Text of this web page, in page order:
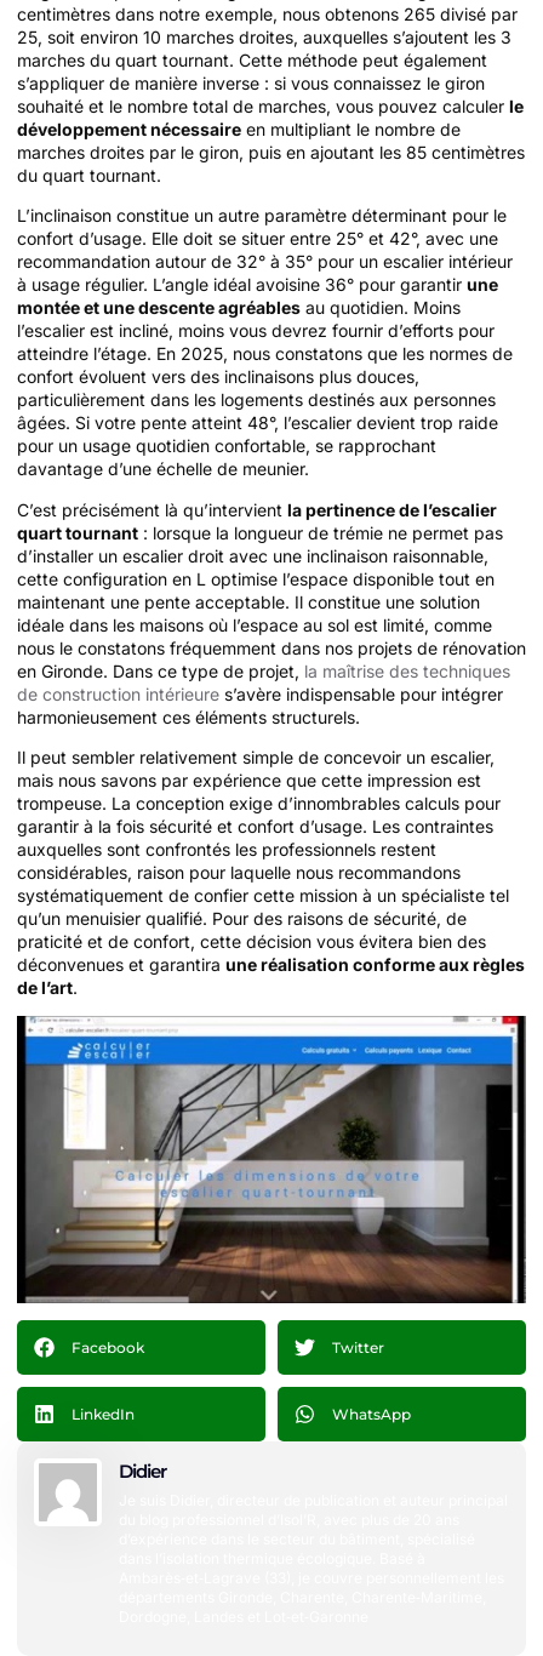
centimètres dans notre exemple, nous obtenons 265 divisé par
25, soit environ 10 marches droites, auxquelles s’ajoutent les 3
marches du quart tournant. Cette méthode peut également
s’appliquer de manière inverse : si vous connaissez le giron
souhaité et le nombre total de marches, vous pouvez calculer le
développement nécessaire en multipliant le nombre de
marches droites par le giron, puis en ajoutant les 85 centimètres
du quart tournant.
L’inclinaison constitue un autre paramètre déterminant pour le
confort d’usage. Elle doit se situer entre 25° et 42°, avec une
recommandation autour de 32° à 35° pour un escalier intérieur
à usage régulier. L’angle idéal avoisine 36° pour garantir une
montée et une descente agréables au quotidien. Moins
l’escalier est incliné, moins vous devrez fournir d’efforts pour
atteindre l’étage. En 2025, nous constatons que les normes de
confort évoluent vers des inclinaisons plus douces,
particulièrement dans les logements destinés aux personnes
âgées. Si votre pente atteint 48°, l’escalier devient trop raide
pour un usage quotidien confortable, se rapprochant
davantage d’une échelle de meunier.
C’est précisément là qu’intervient la pertinence de l’escalier
quart tournant : lorsque la longueur de trémie ne permet pas
d’installer un escalier droit avec une inclinaison raisonnable,
cette configuration en L optimise l’espace disponible tout en
maintenant une pente acceptable. Il constitue une solution
idéale dans les maisons où l’espace au sol est limité, comme
nous le constatons fréquemment dans nos projets de rénovation
en Gironde. Dans ce type de projet, la maîtrise des techniques
de construction intérieure s’avère indispensable pour intégrer
harmonieusement ces éléments structurels.
Il peut sembler relativement simple de concevoir un escalier,
mais nous savons par expérience que cette impression est
trompeuse. La conception exige d’innombrables calculs pour
garantir à la fois sécurité et confort d’usage. Les contraintes
auxquelles sont confrontés les professionnels restent
considérables, raison pour laquelle nous recommandons
systématiquement de confier cette mission à un spécialiste tel
qu’un menuisier qualifié. Pour des raisons de sécurité, de
praticité et de confort, cette décision vous évitera bien des
déconvenues et garantira une réalisation conforme aux règles
de l’art.
Facebook Twitter
LinkedIn WhatsApp
Didier